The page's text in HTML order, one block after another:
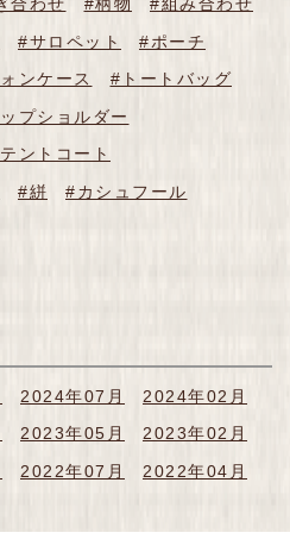
#サロペット
#ポーチ
ンケース
#トートバッグ
プショルダー
ントコート
#絣
#カシュフール
2024年07月
2024年02月
2023年05月
2023年02月
2022年07月
2022年04月